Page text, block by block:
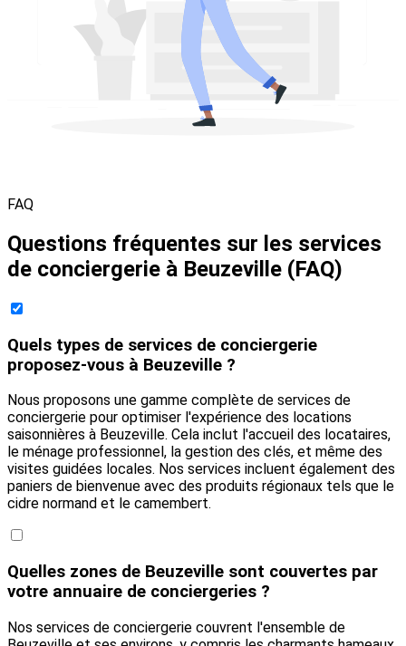
FAQ
Questions fréquentes sur les services
de conciergerie à Beuzeville (FAQ)
Quels types de services de conciergerie
proposez-vous à Beuzeville ?
Nous proposons une gamme complète de services de
conciergerie pour optimiser l'expérience des locations
saisonnières à Beuzeville. Cela inclut l'accueil des locataires,
le ménage professionnel, la gestion des clés, et même des
visites guidées locales. Nos services incluent également des
paniers de bienvenue avec des produits régionaux tels que le
cidre normand et le camembert.
Quelles zones de Beuzeville sont couvertes par
votre annuaire de conciergeries ?
Nos services de conciergerie couvrent l'ensemble de